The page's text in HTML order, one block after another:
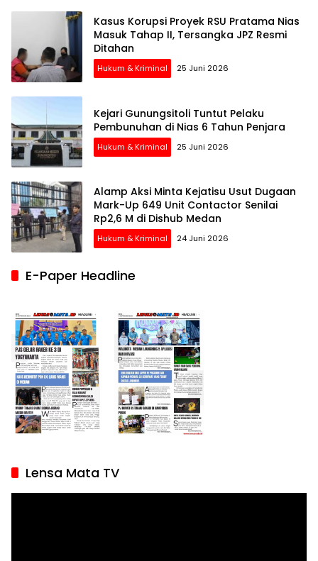
Kasus Korupsi Proyek RSU Pratama Nias
Masuk Tahap II, Tersangka JPZ Resmi
Ditahan
Hukum & Kriminal 25 Juni 2026
Kejari Gunungsitoli Tuntut Pelaku
Pembunuhan di Nias 6 Tahun Penjara
Hukum & Kriminal 25 Juni 2026
Alamp Aksi Minta Kejatisu Usut Dugaan
Mark-Up 649 Unit Contactor Senilai
Rp2,6 M di Dishub Medan
Hukum & Kriminal 24 Juni 2026
E-Paper Headline
Lensa Mata TV